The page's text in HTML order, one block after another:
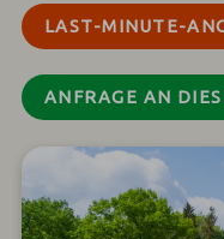
LAST-MINUTE-
ANFRAGE AN